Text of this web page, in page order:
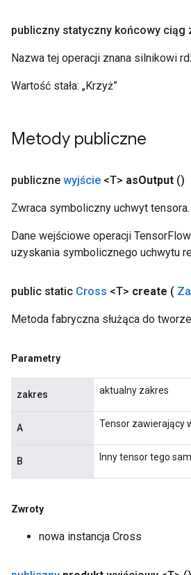
publiczny statyczny końcowy ciąg
Nazwa tej operacji znana silnikowi
Wartość stała: „Krzyż”
Metody publiczne
publiczne wyjście <T> asOutput ()
Zwraca symboliczny uchwyt tensora.
Dane wejściowe operacji
uzyskania symbolicznego uchwytu
public static Cross <T> create (
Metoda fabryczna służąca do
Parametry
zakres aktualny zakres
A Tensor zawierający
B Inny tensor tego
Zwroty
nowa instancja Cross